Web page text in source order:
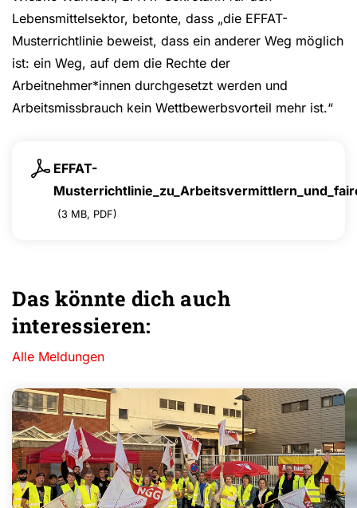
Lebensmittelsektor, betonte, dass „die EFFAT-
Musterrichtlinie beweist, dass ein anderer Weg möglich
ist: ein Weg, auf dem die Rechte der
Arbeitnehmer*innen durchgesetzt werden und
Arbeitsmissbrauch kein Wettbewerbsvorteil mehr ist.“
EFFAT-
(3 MB, PDF)
Das könnte dich auch
interessieren:
Alle Meldungen